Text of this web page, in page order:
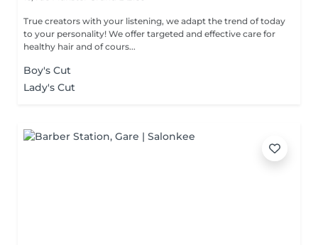
True creators with your listening, we adapt the trend of today
to your personality! We offer targeted and effective care for
healthy hair and of cours...
Boy's Cut
Lady's Cut